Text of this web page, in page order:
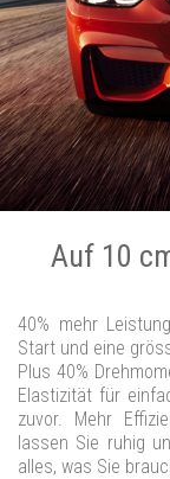
Auf 10
40% mehr
Start und eine
Plus 40%
Elastizität für
zuvor. Mehr
lassen Sie ruhig
alles, was Sie